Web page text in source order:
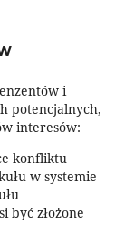
i
potencjalnych,
interesów:
konfliktu
w systemie
być złożone